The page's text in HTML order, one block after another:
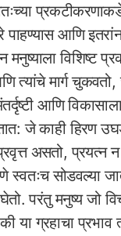
प्रकटीकरणाकडे
पाहण्यास आणि
विशिष्ट
त्यांचे मार्ग
अंतर्दृष्टी आणि
जे काही हिरण
असतो,
सोडवल्या
परंतु मनुष्य जो
या ग्रहाचा प्रभाव